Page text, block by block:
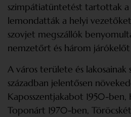
szimpátiatüntetést tartottak a
lemondatták a helyi
szovjet megszállók
nemzetőrt és három
A város területe és lakosainak
században jelentősen
Kaposszentjakabot 1950-ben,
Toponárt 1970-ben,